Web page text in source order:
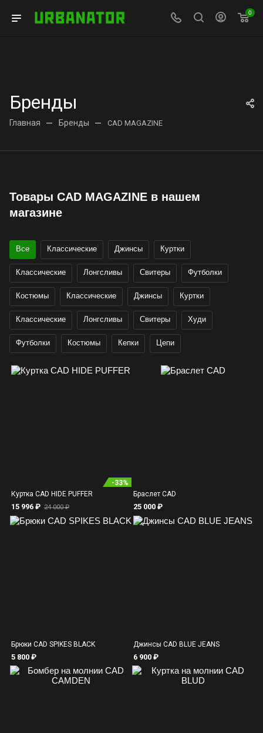
0
Бренды
Главная — Бренды — CAD MAGAZINE
Товары CAD MAGAZINE в нашем
магазине
Все Классические Джинсы Куртки
Классические Лонгсливы Свитеры Футболки
Костюмы Классические Джинсы Куртки
Классические Лонгсливы Свитеры Худи
Футболки Костюмы Кепки Цепи
-33%
Куртка CAD HIDE PUFFER
15 996 ₽ 24 000 ₽
Браслет CAD
25 000 ₽
Брюки CAD SPIKES BLACK
5 800 ₽
Джинсы CAD BLUE JEANS
6 900 ₽